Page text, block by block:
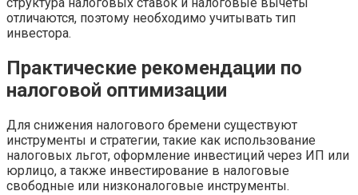
структура налоговых ставок и налоговые вычеты
отличаются, поэтому необходимо учитывать тип
инвестора.
Практические рекомендации по
налоговой оптимизации
Для снижения налогового бремени существуют
инструменты и стратегии, такие как использование
налоговых льгот, оформление инвестиций через ИП или
юрлицо, а также инвестирование в налоговые
свободные или низконалоговые инструменты.